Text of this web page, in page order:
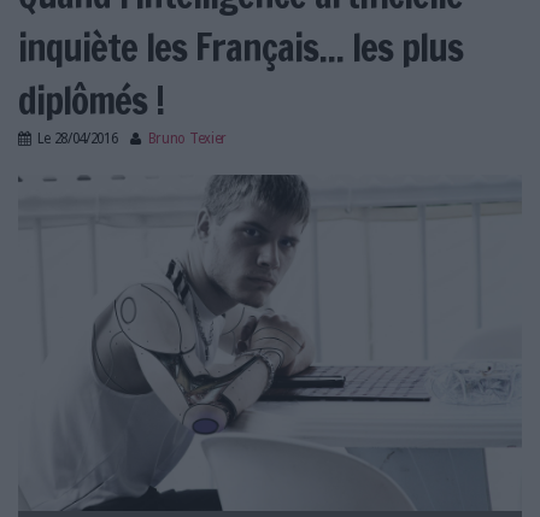
LES DOSSIERS
LES NEWSLETTERS
LE MAGAZINE
LES GUIDES PRATIQUES
LES BASES DE DONNÉES
L'ANNUAIRE DES ACTEURS
LES LIVRES BLANCS
LES SUPPLÉMENTS
NOS OFFRES D'ABONNEMENTS
inquiète les Français... les plus
diplômés !
Le 28/04/2016 Bruno Texier
robot_responsabilite.jpg